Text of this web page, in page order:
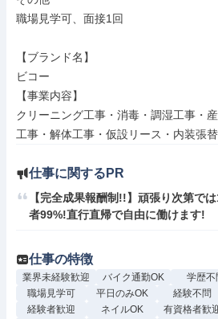
職場見学可、面接1回
【ブランド名】
ビコー
【事業内容】
クリーニング工事・消毒・調湿工事・
工事・解体工事・仮設リース・内装張
仕事に関するPR
【完全成果報酬制!!】頑張り次第で
者99%!直行直帰で自由に働けます!
仕事の特徴
業界未経験歓迎 バイク通勤OK 学歴不
職場見学可
平日のみOK 経験不問
経験者歓迎
ネイルOK 有資格者歓